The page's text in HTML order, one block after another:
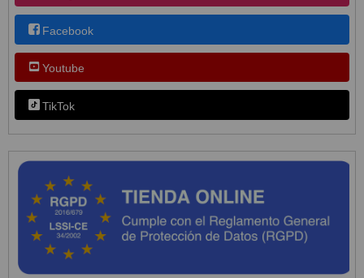
Facebook
Youtube
TikTok